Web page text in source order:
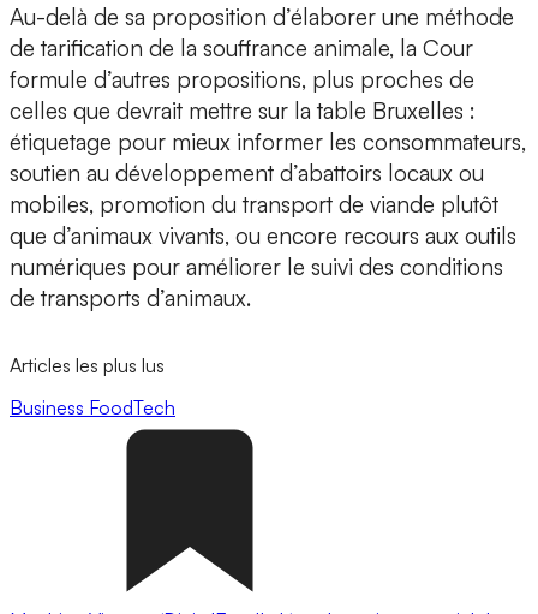
Au-delà de sa proposition d’élaborer une méthode
de tarification de la souffrance animale, la Cour
formule d’autres propositions, plus proches de
celles que devrait mettre sur la table Bruxelles :
étiquetage pour mieux informer les consommateurs,
soutien au développement d’abattoirs locaux ou
mobiles, promotion du transport de viande plutôt
que d’animaux vivants, ou encore recours aux outils
numériques pour améliorer le suivi des conditions
de transports d’animaux.
Articles les plus lus
Business FoodTech